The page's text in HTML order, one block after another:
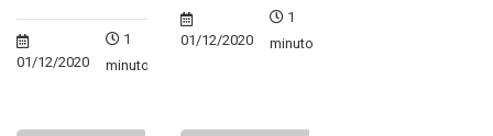
01/12/2020
1
minuto
01/12/2020
1
minuto